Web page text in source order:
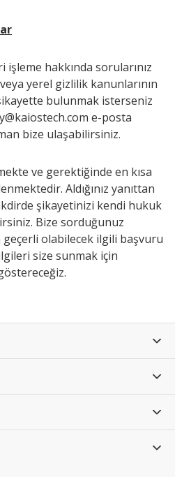
işleme hakkında sorularınız
yerel gizlilik kanunlarının
bulunmak isterseniz
e-posta
bize ulaşabilirsiniz.
ve gerektiğinde en kısa
Aldığınız yanıttan
şikayetinizi kendi hukuk
Bize sorduğunuz
olabilecek ilgili başvuru
size sunmak için